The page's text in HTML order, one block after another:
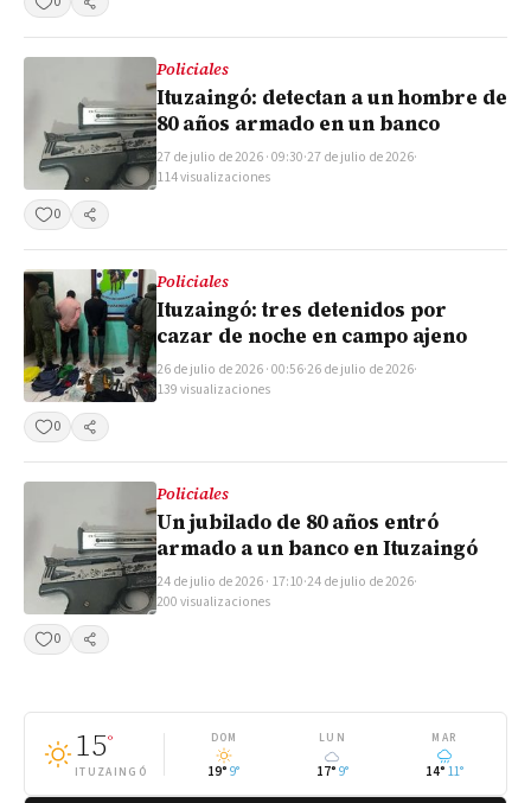
Compartir
Policiales
Ituzaingó: detectan a un hombre de
80 años armado en un banco
27 de julio de 2026 · 09:30·27 de julio de 2026·
114 visualizaciones
0
Compartir
Policiales
Ituzaingó: tres detenidos por
cazar de noche en campo ajeno
26 de julio de 2026 · 00:56·26 de julio de 2026·
139 visualizaciones
0
Compartir
Policiales
Un jubilado de 80 años entró
armado a un banco en Ituzaingó
24 de julio de 2026 · 17:10·24 de julio de 2026·
200 visualizaciones
0
Compartir
15°
ITUZAINGÓ
DOM
19° 9°
LUN
17° 9°
MAR
14° 11°